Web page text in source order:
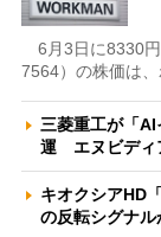
6月3日に8330円
7564）の株価は
三菱重工が「
運 エヌビディ
キオクシアHD
の反転シグナ